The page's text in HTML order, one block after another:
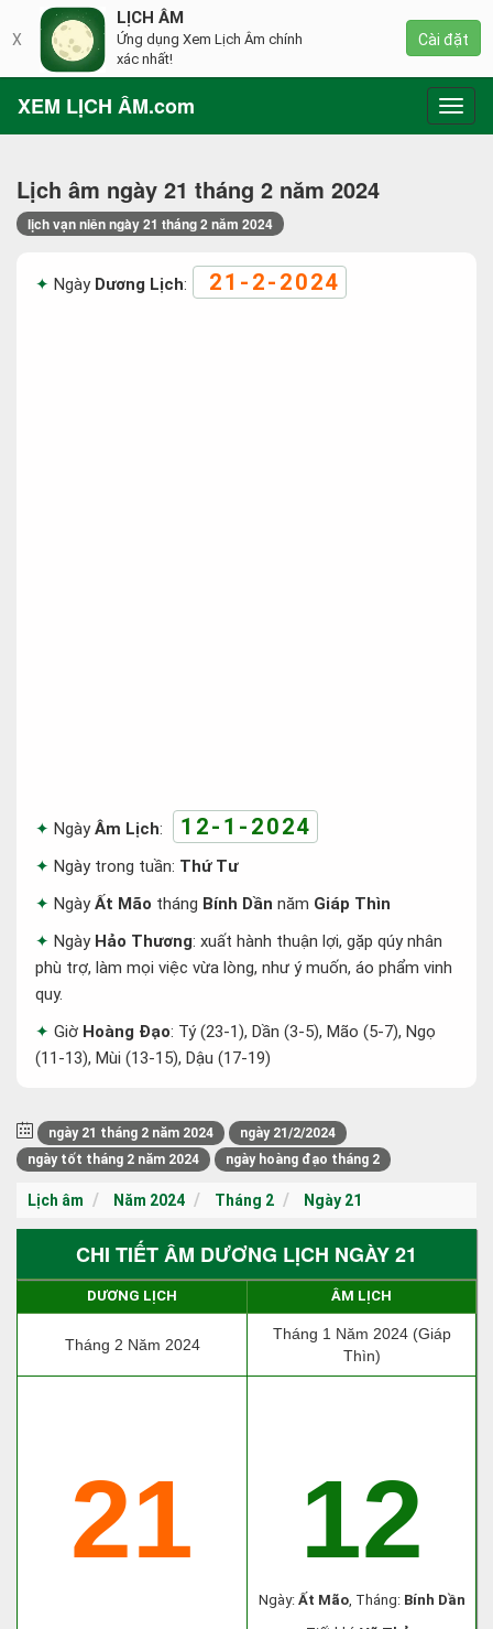
XEM LỊCH ÂM.com
Lịch âm ngày 21 tháng 2 năm 2024
lịch vạn niên ngày 21 tháng 2 năm 2024
Ngày Dương Lịch: 21-2-2024
NgàyÂm Lịch: 12-1-2024
Ngày trong tuần: Thứ Tư
NgàyẤt Mão tháng Bính Dần năm Giáp Thìn
Ngày Hảo Thương: xuất hành thuận lợi, gặp qúy nhân
phù trợ, làm mọi việc vừa lòng, như ý muốn, áo phẩm vinh
quy.
Giờ Hoàng Đạo: Tý (23-1), Dần (3-5), Mão (5-7), Ngọ
(11-13), Mùi (13-15), Dậu (17-19)
ngày 21 tháng 2 năm 2024
ngày 21/2/2024
ngày tốt tháng 2 năm 2024
ngày hoàng đạo tháng 2
Lịch âm Năm 2024 Tháng 2 Ngày 21
CHI TIẾT ÂM DƯƠNG LỊCH NGÀY 21
DƯƠNG LỊCH ÂM LỊCH
Tháng 2 Năm 2024
Tháng 1 Năm 2024 (Giáp
Thìn)
21 12
Ngày: Ất Mão, Tháng: Bính Dần
X
LỊCH ÂM
Ứng dụng Xem Lịch Âm chính
xác nhất!
Cài đặt